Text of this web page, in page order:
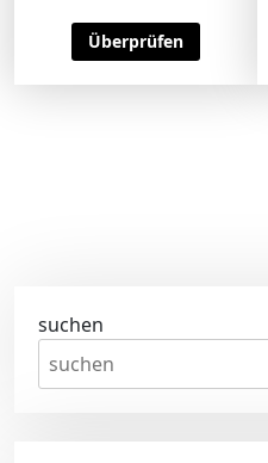
Überprüfen
suchen